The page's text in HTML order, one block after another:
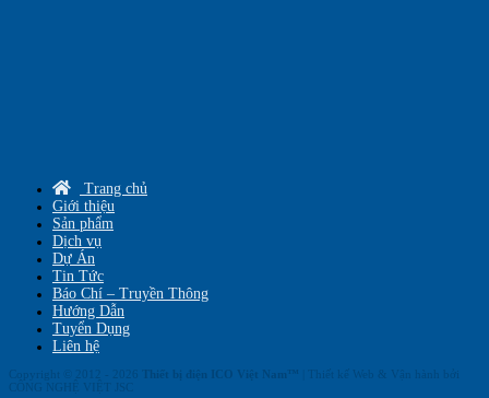
Trang chủ
Giới thiệu
Sản phẩm
Dịch vụ
Dự Án
Tin Tức
Báo Chí – Truyền Thông
Hướng Dẫn
Tuyển Dụng
Liên hệ
Copyright © 2012 - 2026 Thiết bị điện ICO Việt Nam™ | Thiết kế Web & Vận hành bởi
CÔNG NGHỆ VIỆT JSC